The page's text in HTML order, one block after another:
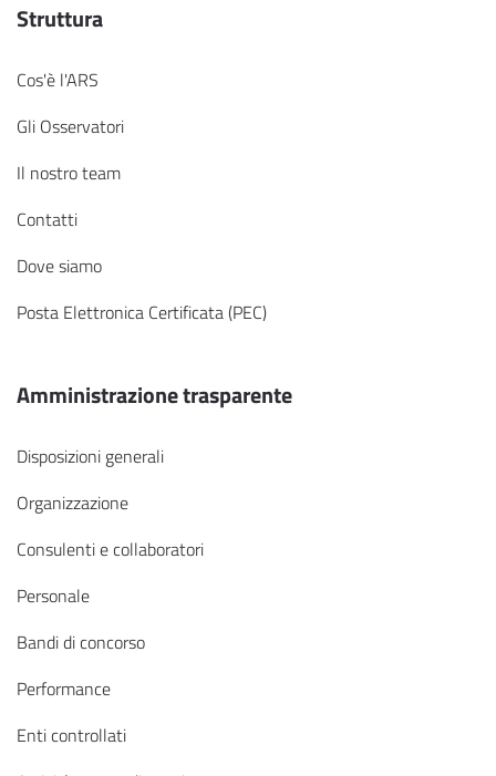
Struttura
Cos'è l'ARS
Gli Osservatori
Il nostro team
Contatti
Dove siamo
Posta Elettronica Certificata (PEC)
Amministrazione trasparente
Disposizioni generali
Organizzazione
Consulenti e collaboratori
Personale
Bandi di concorso
Performance
Enti controllati